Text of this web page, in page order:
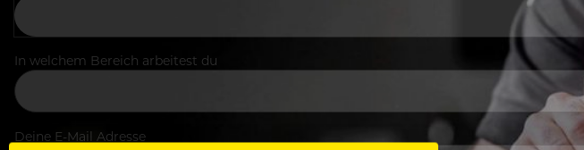
In welchem Bereich arbeitest du
Deine E-Mail Adresse